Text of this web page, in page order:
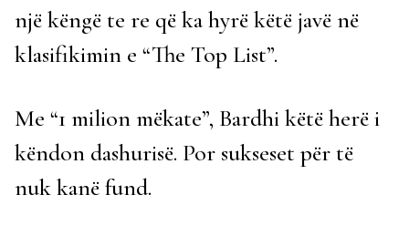
një këngë te re që ka hyrë këtë javë në
klasifikimin e “The Top List”.
Me “1 milion mëkate”, Bardhi këtë herë i
këndon dashurisë. Por sukseset për të
nuk kanë fund.